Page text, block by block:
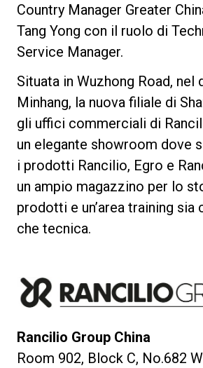
Country Manager Greater
Tang Yong con il ruolo di
Service Manager.
Situata in Wuzhong Road,
Minhang, la nuova filiale di
gli uffici commerciali di
un elegante showroom dove
i prodotti Rancilio, Egro e
un ampio magazzino per lo
prodotti e un’area training sia
che tecnica.
Rancilio Group China
Room 902, Block C, No.682